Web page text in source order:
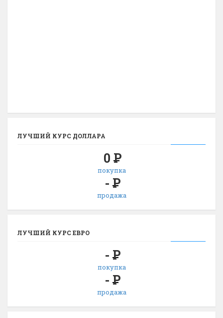
ЛУЧШИЙ КУРС ДОЛЛАРА
0 Р
покупка
- Р
продажа
ЛУЧШИЙ КУРС ЕВРО
- Р
покупка
- Р
продажа